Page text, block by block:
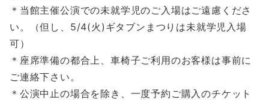
＊当館主催公演での未就学児のご入場はご遠慮くださ
い。（但し、5/4(火)ギタブンまつりは未就学児入場
可）
＊座席準備の都合上、車椅子ご利用のお客様は事前に
ご連絡下さい。
＊公演中止の場合を除き、一度予約ご購入のチケット